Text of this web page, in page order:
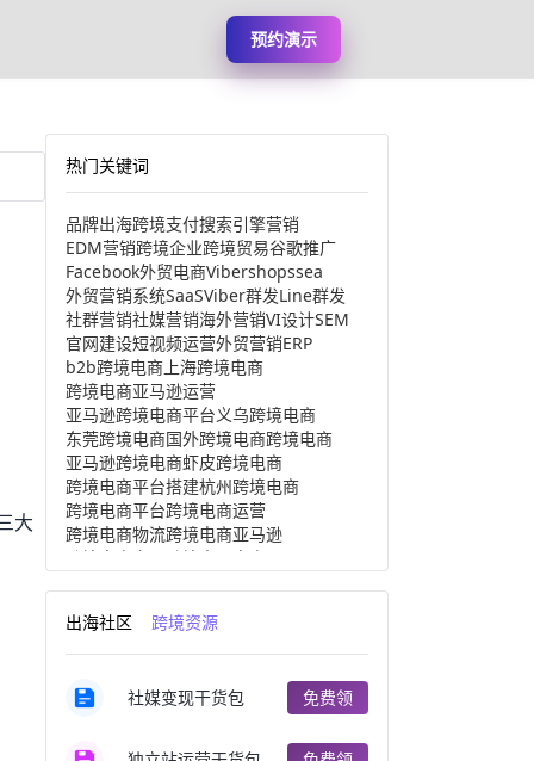
预约演示
大
热门关键词
品牌出海跨境支付搜索引擎营销
EDM营销跨境企业跨境贸易谷歌推广
Facebook外贸电商Vibershopssea
外贸营销系统SaaSViber群发Line群发
社群营销社媒营销海外营销VI设计SEM
官网建设短视频运营外贸营销ERP
b2b跨境电商 上海跨境电商
跨境电商亚马逊运营
亚马逊跨境电商平台义乌跨境电商
东莞跨境电商国外跨境电商跨境电商
亚马逊跨境电商虾皮跨境电商
跨境电商平台搭建杭州跨境电商
跨境电商平台跨境电商运营
跨境电商物流跨境电商亚马逊
跨境电商产品
跨境出口电商
跨境电商分析进口跨境电商
跨境电商服务广州跨境电商
跨境电商注册跨境电商开店
跨境电商商品个人跨境电商
出海社区 跨境资源
社媒变现干货包 免费领